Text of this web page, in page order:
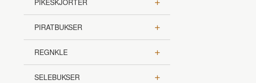
PIKÉSKJORTER
PIRATBUKSER
REGNKLE
SELEBUKSER